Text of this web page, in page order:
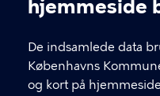
hjemmeside
De indsamlede data
Københavns
og kort på
KONTAKT